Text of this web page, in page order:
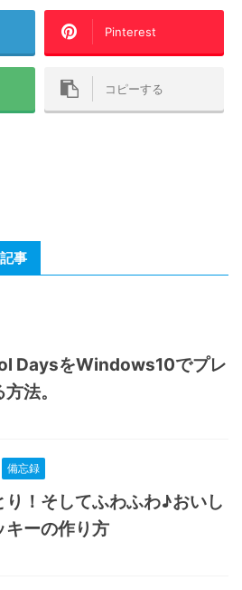
Pinterest
コピーする
事
DaysをWindows10でプレ
法。
備忘録
り！そしてふわふわ♪おいし
キーの作り方